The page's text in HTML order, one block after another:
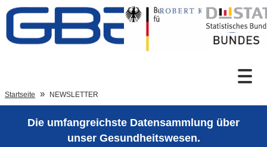
Zum Inhalt
Sprachumschaltung
Startseite NEWSLETTER
Die umfangreichste Datensammlung über
unser Gesundheitswesen.